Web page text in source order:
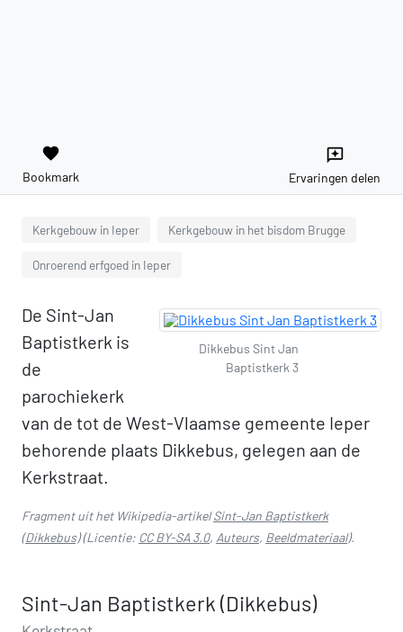
favorite
Bookmark
reviews
Ervaringen delen
Kerkgebouw in Ieper Kerkgebouw in het bisdom Brugge
Onroerend erfgoed in Ieper
Dikkebus Sint Jan
Baptistkerk 3
De Sint-Jan
Baptistkerk is
de
parochiekerk
van de tot de West-Vlaamse gemeente Ieper
behorende plaats Dikkebus, gelegen aan de
Kerkstraat.
Fragment uit het Wikipedia-artikelSint-Jan Baptistkerk
(Dikkebus)(Licentie: CC BY-SA 3.0, Auteurs, Beeldmateriaal).
Sint-Jan Baptistkerk (Dikkebus)